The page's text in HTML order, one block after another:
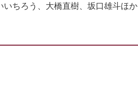
ちろう、大橋直樹、坂口雄斗ほか